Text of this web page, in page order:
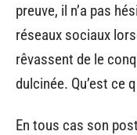
preuve, il n’a pas
réseaux sociaux
rêvassent de le
dulcinée. Qu’est ce
En tous cas son